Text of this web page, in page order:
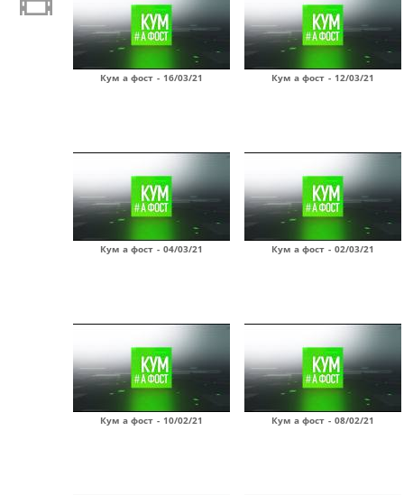
Кум а фост - 16/03/21 Кум а фост - 12/03/21
Кум а фост - 04/03/21 Кум а фост - 02/03/21
Кум а фост - 10/02/21 Кум а фост - 08/02/21